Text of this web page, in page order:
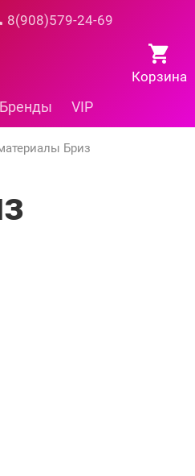
8(908)579-24-69
Корзина
Бренды VIP
Бриз